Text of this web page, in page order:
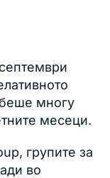
беше многу
месеци.
групите за
во